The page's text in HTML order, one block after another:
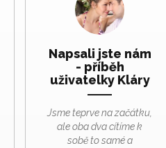
Napsali jste nám
- příběh
uživatelky Kláry
Jsme teprve na začátku,
ale oba dva cítíme k
sobě to samé a